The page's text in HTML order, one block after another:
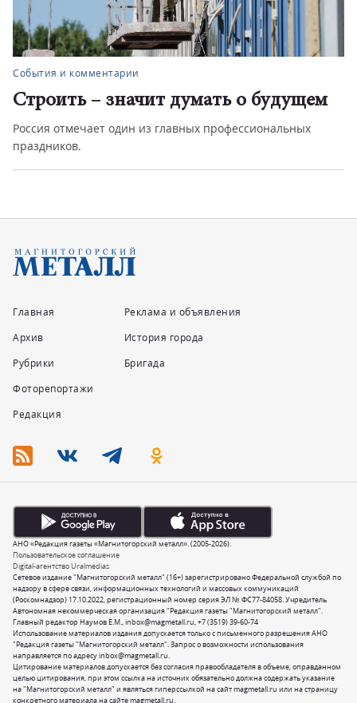
События и комментарии
Строить – значит думать о будущем
Россия отмечает один из главных профессиональных
праздников.
Главная
Архив
Рубрики
Фоторепортажи
Редакция
Реклама и объявления
История города
Бригада
Сетевое издание "Магнитогорский металл" (16+) зарегистрировано Федеральной службой по
надзору в сфере связи, информационных технологий и массовых коммуникаций
(Роскомнадзор) 17.10.2022, регистрационный номер серия ЭЛ № ФС77-84058. Учредитель
Автономная некоммерческая организация "Редакция газеты "Магнитогорский металл".
Главный редактор Наумов Е.М.,inbox@magmetall.ru,+7 (3519) 39-60-74
Использование материалов издания допускается только с письменного разрешения АНО
"Редакция газеты "Магнитогорский металл". Запрос о возможности использования
направляется по адресуinbox@magmetall.ru.
Цитирование материалов допускается без согласия правообладателя в объеме, оправданном
целью цитирования, при этом ссылка на источник обязательно должна содержать указание
на "Магнитогорский металл" и являться гиперссылкой на сайт magmetall.ru или на страницу
конкретного материала на сайте magmetall.ru.
Пользовательское соглашение
Digital-агентство Uralmedias
АНО «Редакция газеты «Магнитогорский металл». (2005-2026).